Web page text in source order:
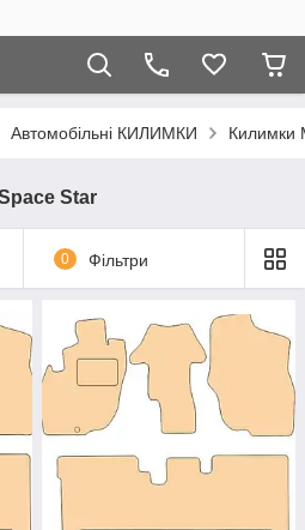
Автомобільні КИЛИМКИ Килимки
Star
0 Фільтри